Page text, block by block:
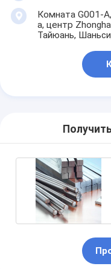
Комната G001-
a, центр
Тайюань,